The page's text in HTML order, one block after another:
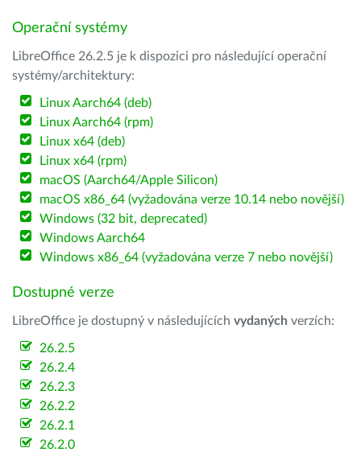
Operační systémy
LibreOffice 26.2.5 je k dispozici pro následující operační
systémy/architektury:
Linux Aarch64 (deb)
Linux Aarch64 (rpm)
Linux x64 (deb)
Linux x64 (rpm)
macOS (Aarch64/Apple Silicon)
macOS x86_64 (vyžadována verze 10.14 nebo novější)
Windows (32 bit, deprecated)
Windows Aarch64
Windows x86_64 (vyžadována verze 7 nebo novější)
Dostupné verze
LibreOffice je dostupný v následujících vydaných verzích:
26.2.5
26.2.4
26.2.3
26.2.2
26.2.1
26.2.0